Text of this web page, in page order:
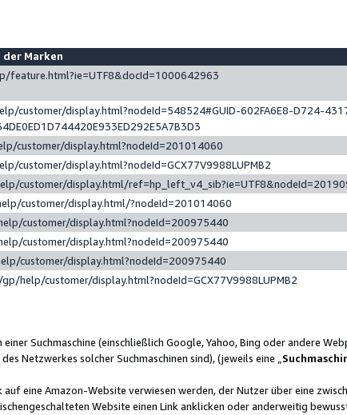
Marken
feature.html?ie=UTF8&docId=1000642963
customer/display.html?nodeId=548524#GUID-602FA6E8-D724-
customer/display.html?nodeId=201014060
customer/display.html?nodeId=GCX77V9988LUPMB2
customer/display.html/
customer/display.html/?nodeId=201014060
customer/display.html?nodeId=200975440
customer/display.html?nodeId=200975440
customer/display.html?nodeId=200975440
help/customer/display.html?nodeId=GCX77V9988LUPMB2
Suchmaschine (einschließlich Google, Yahoo, Bing oder andere
Netzwerkes solcher Suchmaschinen sind), (jeweils eine „
eine Amazon-Website verwiesen werden, der Nutzer über eine
Website einen Link anklicken oder anderweitig